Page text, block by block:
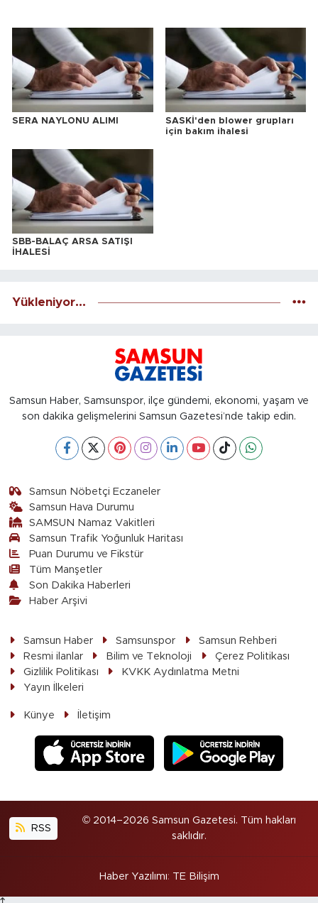
SERA NAYLONU ALIMI
SASKİ'den blower grupları
için bakım ihalesi
SBB-BALAÇ ARSA SATIŞI
İHALESİ
Yükleniyor...
Samsun Haber, Samsunspor, ilçe gündemi, ekonomi, yaşam ve
son dakika gelişmelerini Samsun Gazetesi’nde takip edin.
Samsun Nöbetçi Eczaneler
Samsun Hava Durumu
SAMSUN Namaz Vakitleri
Samsun Trafik Yoğunluk Haritası
Puan Durumu ve Fikstür
Tüm Manşetler
Son Dakika Haberleri
Haber Arşivi
Samsun Haber Samsunspor
Samsun Rehberi
Resmi ilanlar
Bilim ve Teknoloji
Çerez Politikası
Gizlilik Politikası
KVKK Aydınlatma Metni
Yayın İlkeleri
Künye İletişim
RSS
© 2014–2026 Samsun Gazetesi. Tüm hakları
saklıdır.
Haber Yazılımı: TE Bilişim